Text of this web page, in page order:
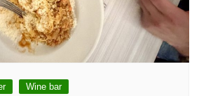
Wine bar